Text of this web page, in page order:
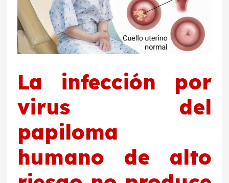
La infección por
virus del
papiloma
humano de alto